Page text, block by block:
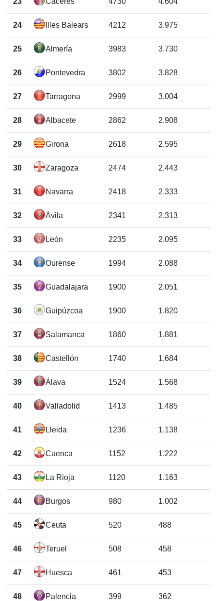
24 Illes Balears 4212 3.975
25 Almería 3983 3.730
26 Pontevedra 3802 3.828
27 Tarragona 2999 3.004
28 Albacete 2862 2.908
29 Girona 2618 2.595
30 Zaragoza 2474 2.443
31 Navarra 2418 2.333
32 Ávila 2341 2.313
33 León 2235 2.095
34 Ourense 1994 2.088
35 Guadalajara 1900 2.051
36 Guipúzcoa 1900 1.820
37 Salamanca 1860 1.881
38 Castellón 1740 1.684
39 Álava 1524 1.568
40 Valladolid 1413 1.485
41 Lleida 1236 1.138
42 Cuenca 1152 1.222
43 La Rioja 1120 1.163
44 Burgos 980 1.002
45 Ceuta 520 488
46 Teruel 508 458
47 Huesca 461 453
48 Palencia 399 362